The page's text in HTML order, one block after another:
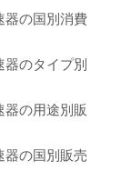
器の国別消費
器のタイプ別
器の用途別販
器の国別販売